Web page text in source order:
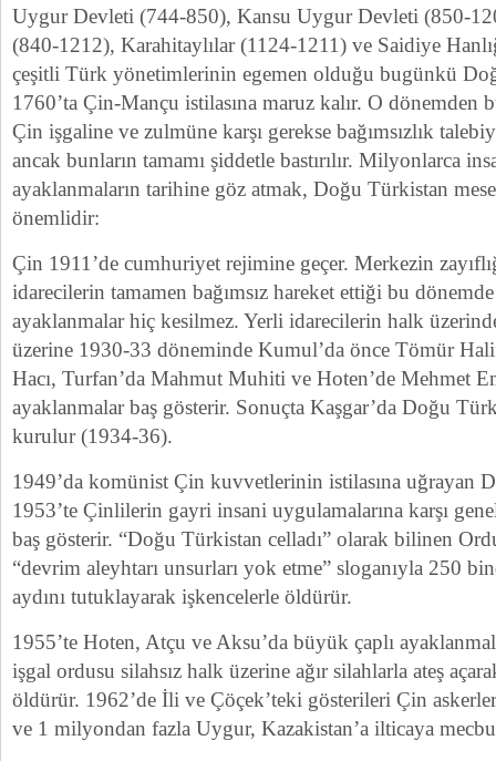
Uygur Devleti (744-850), Kansu Uygur Devleti (850-
(840-1212), Karahitaylılar (1124-1211) ve Saidiye
çeşitli Türk yönetimlerinin egemen olduğu bugünkü
1760’ta Çin-Mançu istilasına maruz kalır. O dönemden
Çin işgaline ve zulmüne karşı gerekse bağımsızlık
ancak bunların tamamı şiddetle bastırılır. Milyonlarca
ayaklanmaların tarihine göz atmak, Doğu Türkistan
önemlidir:
Çin 1911’de cumhuriyet rejimine geçer. Merkezin
idarecilerin tamamen bağımsız hareket ettiği bu
ayaklanmalar hiç kesilmez. Yerli idarecilerin halk
üzerine 1930-33 döneminde Kumul’da önce Tömür
Hacı, Turfan’da Mahmut Muhiti ve Hoten’de Mehmet
ayaklanmalar baş gösterir. Sonuçta Kaşgar’da Doğu
kurulur (1934-36).
1949’da komünist Çin kuvvetlerinin istilasına uğrayan
1953’te Çinlilerin gayri insani uygulamalarına karşı
baş gösterir. “Doğu Türkistan celladı” olarak bilinen
“devrim aleyhtarı unsurları yok etme” sloganıyla 250
aydını tutuklayarak işkencelerle öldürür.
1955’te Hoten, Atçu ve Aksu’da büyük çaplı
işgal ordusu silahsız halk üzerine ağır silahlarla ateş
öldürür. 1962’de İli ve Çöçek’teki gösterileri Çin
ve 1 milyondan fazla Uygur, Kazakistan’a ilticaya